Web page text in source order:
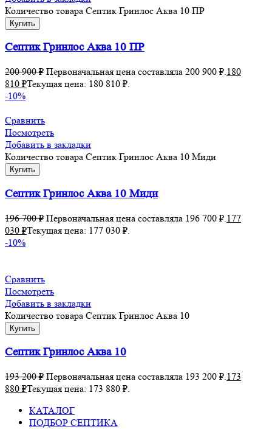
Количество товара Септик Гринлос Аква 10 ПР
Купить
Септик Гринлос Аква 10 ПР
200 900₽ Первоначальная цена составляла 200 900 ₽.180
810 ₽Текущая цена: 180 810 ₽.
-10%
Сравнить
Посмотреть
Добавить в закладки
Количество товара Септик Гринлос Аква 10 Миди
Купить
Септик Гринлос Аква 10 Миди
196 700₽ Первоначальная цена составляла 196 700 ₽. 177
030 ₽Текущая цена: 177 030 ₽.
-10%
Сравнить
Посмотреть
Добавить в закладки
Количество товара Септик Гринлос Аква 10
Купить
Септик Гринлос Аква 10
193 200₽ Первоначальная цена составляла 193 200 ₽.173
880 ₽Текущая цена: 173 880 ₽.
КАТАЛОГ
ПОДБОР СЕПТИКА